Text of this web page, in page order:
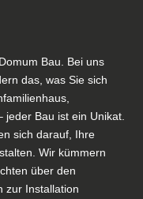
Bau. Bei uns
das, was Sie sich
Bau ist ein Unikat.
sich darauf, Ihre
Wir kümmern
über den
zur Installation